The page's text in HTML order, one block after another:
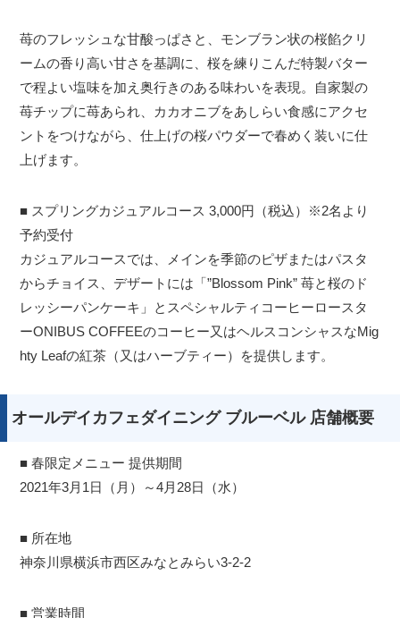
苺のフレッシュな甘酸っぱさと、モンブラン状の桜餡クリ
ームの香り高い甘さを基調に、桜を練りこんだ特製バター
で程よい塩味を加え奥行きのある味わいを表現。自家製の
苺チップに苺あられ、カカオニブをあしらい食感にアクセ
ントをつけながら、仕上げの桜パウダーで春めく装いに仕
上げます。
■ スプリングカジュアルコース 3,000円（税込）※2名より
予約受付
カジュアルコースでは、メインを季節のピザまたはパスタ
からチョイス、デザートには「”Blossom Pink” 苺と桜のド
レッシーパンケーキ」とスペシャルティコーヒーロースタ
ーONIBUS COFFEEのコーヒー又はヘルスコンシャスなMig
hty Leafの紅茶（又はハーブティー）を提供します。
オールデイカフェダイニング ブルーベル 店舗概要
■ 春限定メニュー 提供期間
2021年3月1日（月）～4月28日（水）
■ 所在地
神奈川県横浜市西区みなとみらい3-2-2
■ 営業時間